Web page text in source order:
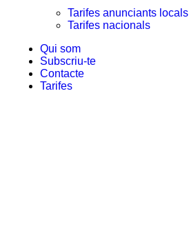
Tarifes anunciants locals
Tarifes nacionals
Qui som
Subscriu-te
Contacte
Tarifes